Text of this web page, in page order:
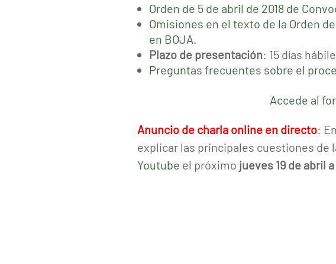
Orden de 5 de abril de 2018 de
Omisiones en el texto de la Orden
en BOJA.
Plazo de presentación: 15 días
Preguntas frecuentes sobre el
Accede al
Anuncio de charla online en directo:
explicar las principales cuestiones de
Youtube el próximo jueves 19 de abril